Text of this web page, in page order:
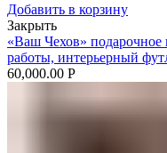
Добавить в корзину
Закрыть
«Ваш Чехов» подарочное
работы, интерьерный
60,000.00 Р